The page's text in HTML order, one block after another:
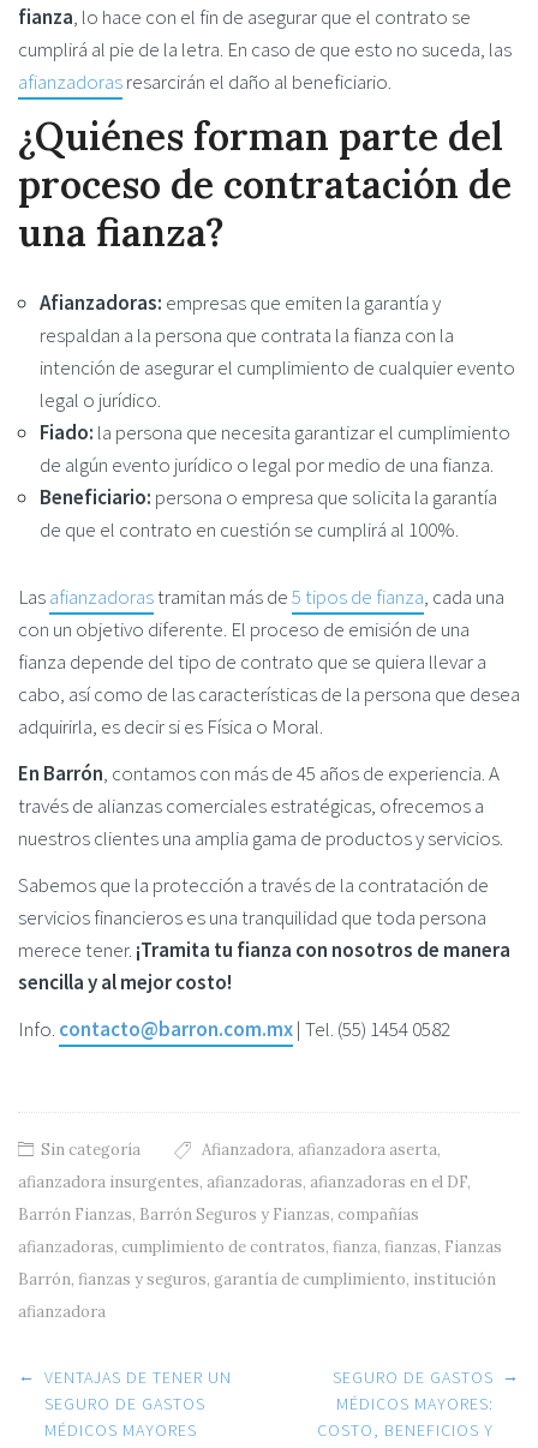
fianza, lo hace con el fin de asegurar que el contrato se
cumplirá al pie de la letra. En caso de que esto no suceda, las
afianzadorasresarcirán el daño al beneficiario.
¿Quiénes forman parte del
proceso de contratación de
una fianza?
Afianzadoras: empresas que emiten la garantía y
respaldan a la persona que contrata la fianza con la
intención de asegurar el cumplimiento de cualquier evento
legal o jurídico.
Fiado: la persona que necesita garantizar el cumplimiento
de algún evento jurídico o legal por medio de una fianza.
Beneficiario: persona o empresa que solicita la garantía
de que el contrato en cuestión se cumplirá al 100%.
Lasafianzadorastramitan más de5 tipos de fianza, cada una
con un objetivo diferente. El proceso de emisión de una
fianza depende del tipo de contrato que se quiera llevar a
cabo, así como de las características de la persona que desea
adquirirla, es decir si es Física o Moral.
En Barrón, contamos con más de 45 años de experiencia. A
través de alianzas comerciales estratégicas, ofrecemos a
nuestros clientes una amplia gama de productos y servicios.
Sabemos que la protección a través de la contratación de
servicios financieros es una tranquilidad que toda persona
merece tener. ¡Tramita tu fianza con nosotros de manera
sencilla y al mejor costo!
Info. contacto@barron.com.mx| Tel. (55) 1454 0582
Sin categoría Afianzadora, afianzadora aserta,
afianzadora insurgentes, afianzadoras, afianzadoras en el DF,
Barrón Fianzas, Barrón Seguros y Fianzas, compañías
afianzadoras, cumplimiento de contratos, fianza, fianzas, Fianzas
Barrón, fianzas y seguros, garantía de cumplimiento, institución
afianzadora
Post navigation
← VENTAJAS DE TENER UN
SEGURO DE GASTOS
MÉDICOS MAYORES
SEGURO DE GASTOS
MÉDICOS MAYORES:
COSTO, BENEFICIOS Y
→